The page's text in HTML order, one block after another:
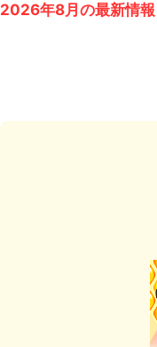
2026年8月の最新情報